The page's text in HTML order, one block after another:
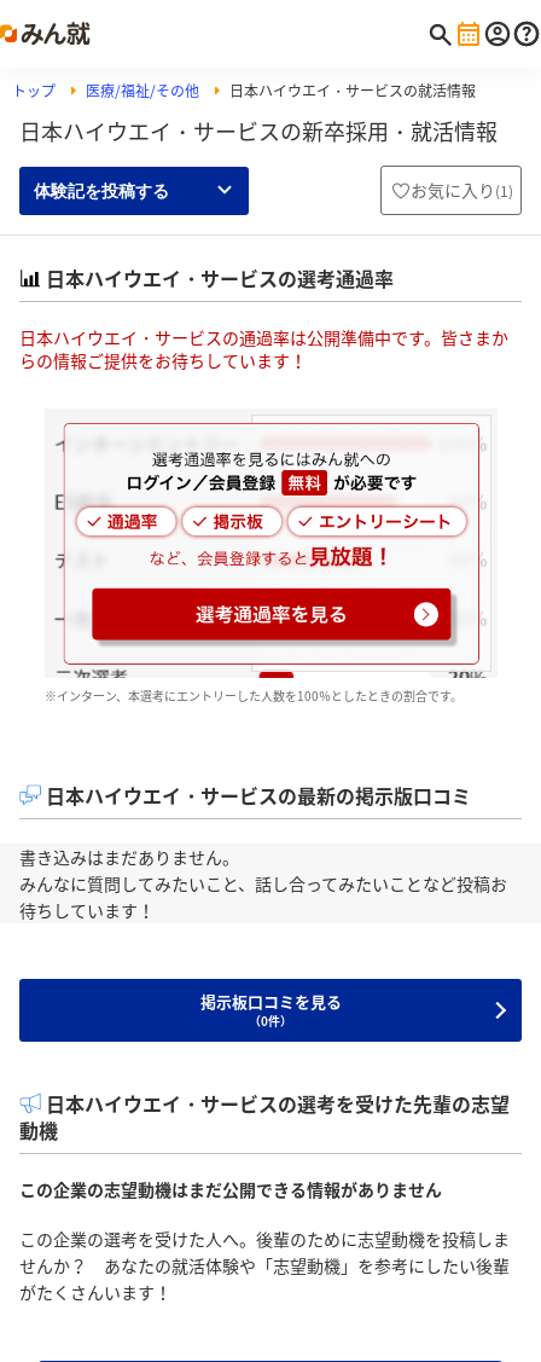
トップ 医療/福祉/その他 日本ハイウエイ・サービスの就活情報
日本ハイウエイ・サービスの新卒採用・就活情報
体験記を投稿する お気に入り (1)
日本ハイウエイ・サービスの選考通過率
日本ハイウエイ・サービスの通過率は公開準備中です。皆さまか
らの情報ご提供をお待ちしています！
※インターン、本選考にエントリーした人数を100％としたときの割合です。
日本ハイウエイ・サービスの最新の掲示版口コミ
書き込みはまだありません。
みんなに質問してみたいこと、話し合ってみたいことなど投稿お
待ちしています！
掲示板口コミを見る
（0件）
日本ハイウエイ・サービスの選考を受けた先輩の志望
動機
この企業の志望動機はまだ公開できる情報がありません
この企業の選考を受けた人へ。後輩のために志望動機を投稿しま
せんか？ あなたの就活体験や「志望動機」を参考にしたい後輩
がたくさんいます！